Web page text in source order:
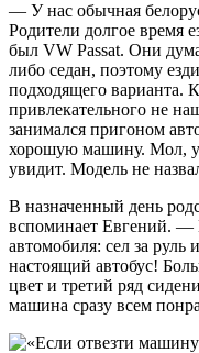
— У нас обычная
Родители долгое время
был VW Passat. Они
либо седан, поэтому
подходящего варианта.
привлекательного не
занимался пригоном
хорошую машину. Мол,
увидит. Модель не
В назначенный день
вспоминает Евгений. —
автомобиля: сел за руль
настоящий автобус!
цвет и третий ряд
машина сразу всем